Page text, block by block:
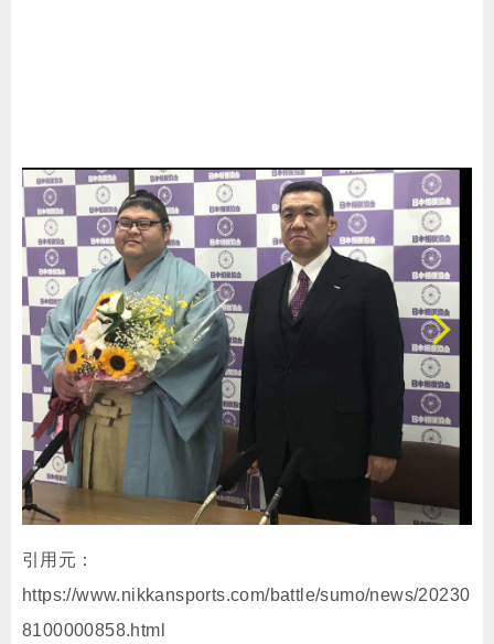
引用元：
https://www.nikkansports.com/battle/sumo/news/20230
8100000858.html